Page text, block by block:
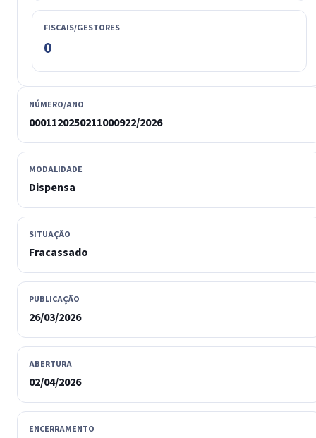
FISCAIS/GESTORES
0
NÚMERO/ANO
0001120250211000922/2026
MODALIDADE
Dispensa
SITUAÇÃO
Fracassado
PUBLICAÇÃO
26/03/2026
ABERTURA
02/04/2026
ENCERRAMENTO